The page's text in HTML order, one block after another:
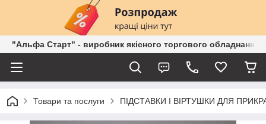
"Альфа Старт" - виробник якісного торгового обладнання
Товари та послуги ПІДСТАВКИ І ВІРТУШКИ ДЛЯ